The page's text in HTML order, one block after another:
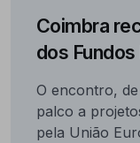
Coimbra
dos
O encontro,
palco a
pela União